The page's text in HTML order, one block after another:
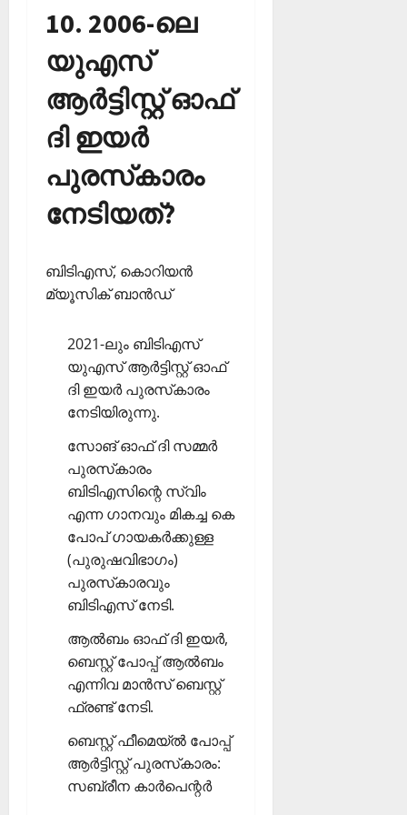
10. 2006-ലെ
യുഎസ്
ആര്‍ട്ടിസ്റ്റ് ഓഫ്
ദി ഇയര്‍
പുരസ്‌കാരം
നേടിയത്?
ബിടിഎസ്, കൊറിയന്‍
മ്യൂസിക് ബാന്‍ഡ്
2021-ലും ബിടിഎസ്
യുഎസ് ആര്‍ട്ടിസ്റ്റ് ഓഫ്
ദി ഇയര്‍ പുരസ്‌കാരം
നേടിയിരുന്നു.
സോങ് ഓഫ് ദി സമ്മര്‍
പുരസ്‌കാരം
ബിടിഎസിന്റെ സ്വിം
എന്ന ഗാനവും മികച്ച കെ
പോപ് ഗായകര്‍ക്കുള്ള
(പുരുഷവിഭാഗം)
പുരസ്‌കാരവും
ബിടിഎസ് നേടി.
ആല്‍ബം ഓഫ് ദി ഇയര്‍,
ബെസ്റ്റ് പോപ്പ് ആല്‍ബം
എന്നിവ മാന്‍സ് ബെസ്റ്റ്
ഫ്രണ്ട് നേടി.
ബെസ്റ്റ് ഫീമെയ്ല്‍ പോപ്പ്
ആര്‍ട്ടിസ്റ്റ് പുരസ്‌കാരം:
സബ്രീന കാര്‍പെന്റര്‍